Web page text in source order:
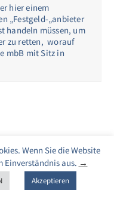
hier einem
„Festgeld-„anbieter
handeln müssen, um
zu retten, worauf
mbB mit Sitz in
Wenn Sie die Website
Einverständnis aus. →
Akzeptieren